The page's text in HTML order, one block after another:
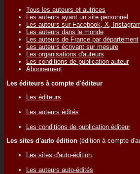
Tous les auteurs et autrices
Les auteurs ayant un site personnel
Les auteurs sur Facebook, X,
Les auteurs dans le monde
Les auteurs de France par département
Les auteurs écrivant sur mesure
Les organisations d'auteurs
Les conditions de publication auteur
Abonnement
Les éditeurs à compte d'éditeur
Les éditeurs
Les auteurs édités
Les conditions de publication éditeur
Les sites d'auto édition (édition à compte
Les sites d'auto-édition
Les auteurs auto-édités